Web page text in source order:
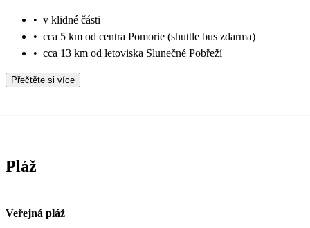
• v klidné části
• cca 5 km od centra Pomorie (shuttle bus zdarma)
• cca 13 km od letoviska Slunečné Pobřeží
Přečtěte si více
Pláž
Veřejná pláž